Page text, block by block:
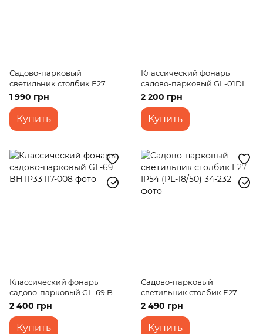
Садово-парковый
светильник столбик E27
IP44 S (PL-12/50)
1 990 грн
Купить
Классический фонарь
садово-парковый GL-01DL
AC IP33
2 200 грн
Купить
Классический фонарь
садово-парковый GL-69 BH
IP33
2 400 грн
Купить
Садово-парковый
светильник столбик E27
IP54 (PL-18/50)
2 490 грн
Купить